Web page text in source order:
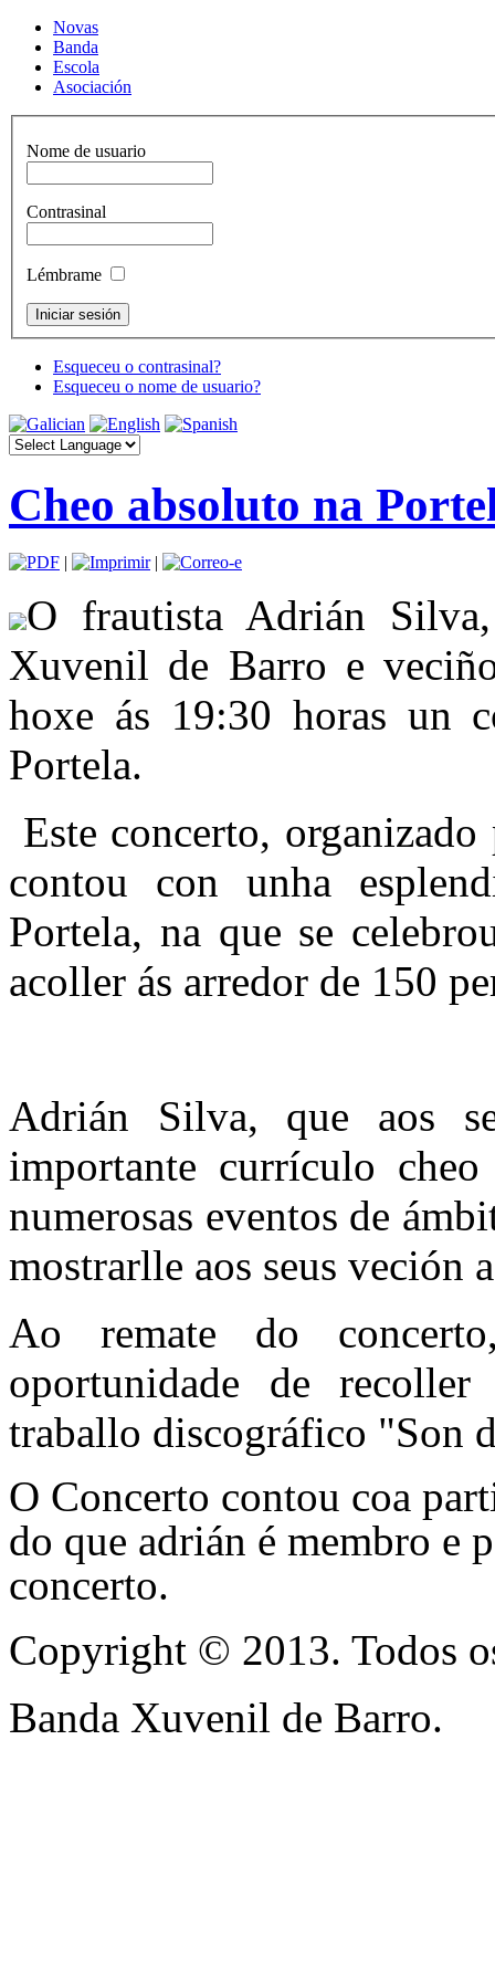
Novas
Banda
Escola
Asociación
Nome de usuario
Contrasinal
Lémbrame
Esqueceu o contrasinal?
Esqueceu o nome de usuario?
Cheo absoluto na
| |
O frautista Adrián
Xuvenil de Barro e
hoxe ás 19:30 horas un
Portela.
Este concerto,
contou con unha
Portela, na que se
acoller ás arredor de 150
Adrián Silva, que aos
importante currículo
numerosas eventos de
mostrarlle aos seus veción
Ao remate do
oportunidade de
traballo discográfico "Son
O Concerto contou coa
do que adrián é membro e
concerto.
Copyright © 2013. Todos
Banda Xuvenil de Barro.